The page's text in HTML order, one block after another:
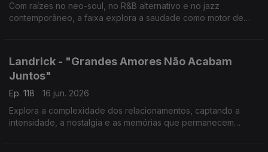
Com raízes no neo-soul, no R&B alternativo e no jazz
contemporâneo, a faixa explora a saudade como motor de
Landrick - "Grandes Amores Não Acabam
Juntos"
Ep. 118
16 jun. 2026
Explora a complexidade dos relacionamentos, captando a
intensidade, a nostalgia e as memórias que permanecem